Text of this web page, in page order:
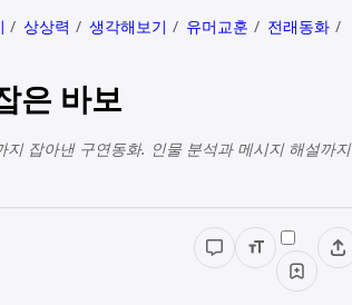
상상력 생각해보기 유머교훈
전래동화
은 바보
잡아낸 구연동화. 인물 분석과 메시지 해설까지